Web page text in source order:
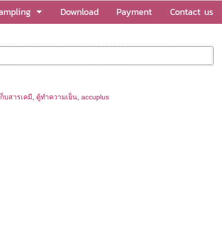
Download Payment Contact us
บสารเคมี ตู้ทำความเย็น accuplus